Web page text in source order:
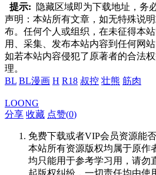
提示:
隐藏区域即为下载地址，务
声明：本站所有文章，如无特殊说
布。任何个人或组织，在未征得本
用、采集、发布本站内容到任何网
如若本站内容侵犯了原著者的合法
理。
BL BL漫画 H R18 叔控 壮熊 筋肉
LOONG
分享 收藏 点赞(0)
免费下载或者VIP会员资源能
本站所有资源版权均属于原作
均只能用于参考学习用，请勿
起版权纠纷，一切责任均由使